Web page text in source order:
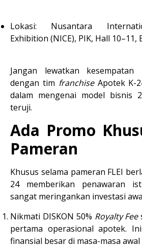
Lokasi: Nusantara
Exhibition (NICE), PIK, Hall 10–11,
Jangan lewatkan kesempatan
dengan tim franchise Apotek K-
dalam mengenai model bisnis
teruji.
Ada Promo
Pameran
Khusus selama pameran FLEI
24 memberikan penawaran
sangat meringankan investasi
Nikmati DISKON 50% Royalty Fee
pertama operasional apotek.
finansial besar di masa-masa awal